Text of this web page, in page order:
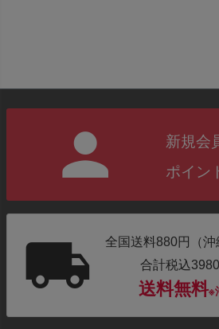
新規会
ポイン
全国送料880円（
合計税込
送料無料※